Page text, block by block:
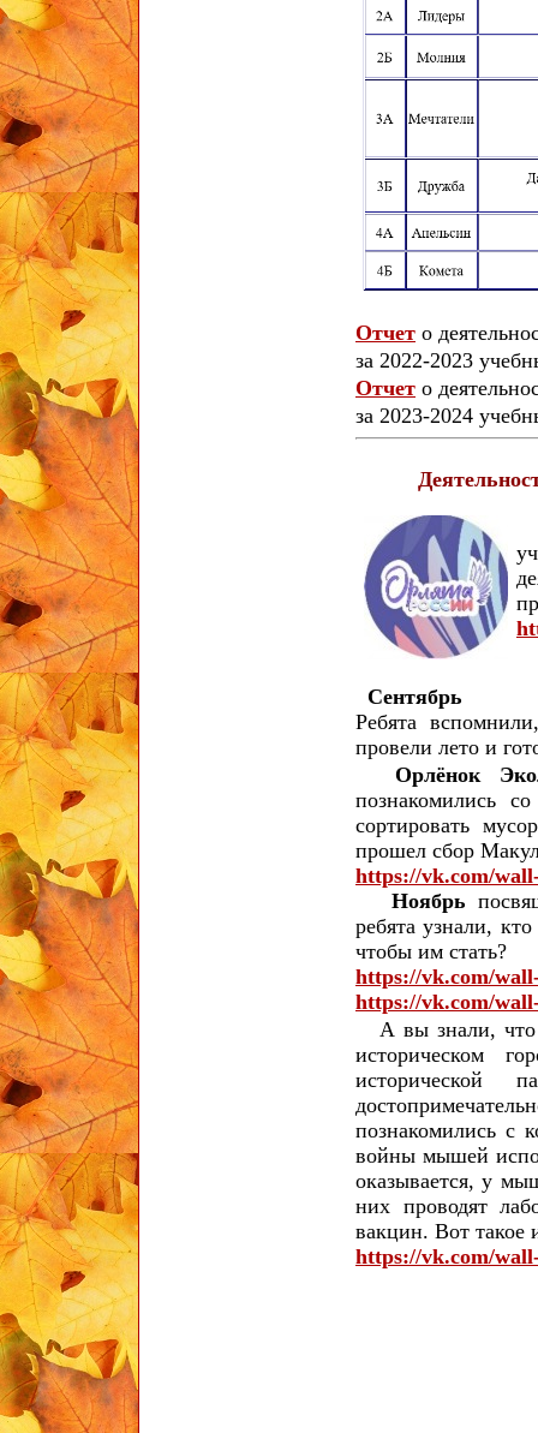
Отчет о
за 2022-2023
Отчет о
за 2023-2024
Сентябрь
Ребята
провели лето и
Орлёнок
познакомились
сортировать
прошел сбор
https://vk.com/
Ноябрь
ребята узнали,
чтобы им стать?
https://vk.com/
https://vk.com/
А вы знали, что
историческом
исторической
познакомились с
войны мышей
оказывается, у
них проводят
вакцин. Вот такое
https://vk.com/